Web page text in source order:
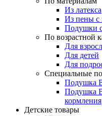
Из латекса
Из пены с
Подушки
По возрастной
Для
Для детей
Для
Специальные
Подушка
Подушка
кормления
Детские товары